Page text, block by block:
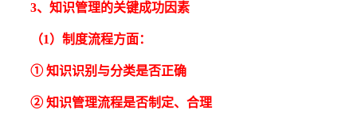
3、知识管理的关键成功因素
（1） 制度流程方面：
① 知识识别与分类是否正确
② 知识管理流程是否制定、合理